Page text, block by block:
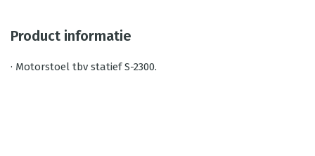
Product informatie
· Motorstoel tbv statief S-2300.